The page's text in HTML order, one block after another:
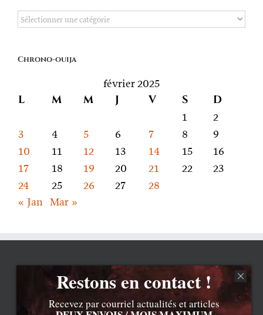
De
parle
Chrono-ouija
février 2025
L M M J V S D
1
2
3
4 5 6 7 8
9
10
11 12 13 14 15
16
17
18 19 20 21 22
23
24
25 26 27
28
« Jan Mar »
Restons en contact !
Recevez par courriel actualités et articles